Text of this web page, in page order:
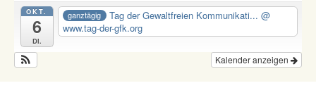
OKT.
6
Di.
ganztägig Tag der Gewaltfreien Kommunikati...@
www.tag-der-gfk.org
Kalender anzeigen